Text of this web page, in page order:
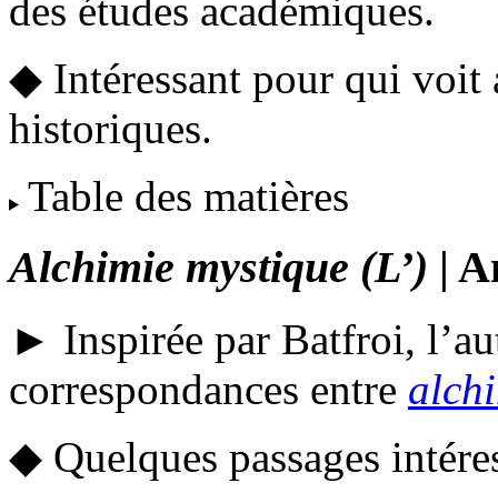
des études académiques.
◆ Intéressant pour qui voit
historiques.
Table des matières
Alchimie mystique (L’) |
► Inspirée par Batfroi,
correspondances entre
◆ Quelques passages